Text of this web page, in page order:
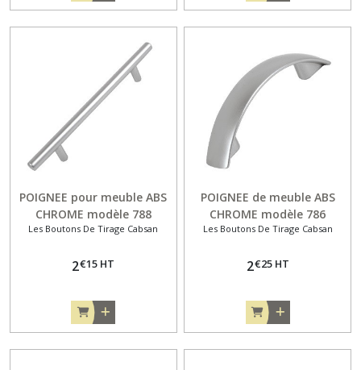
POIGNEE pour meuble ABS
CHROME modèle 788
Les Boutons De Tirage Cabsan
2€15 HT
POIGNEE de meuble ABS
CHROME modèle 786
Les Boutons De Tirage Cabsan
2€25 HT